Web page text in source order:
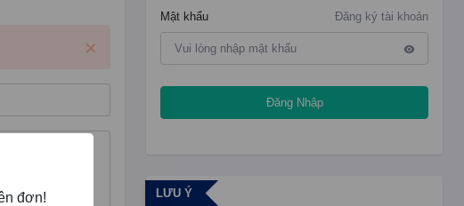
Đăng ký tài khoản
Mật khẩu
Đăng Nhập
LƯU Ý
đơn!